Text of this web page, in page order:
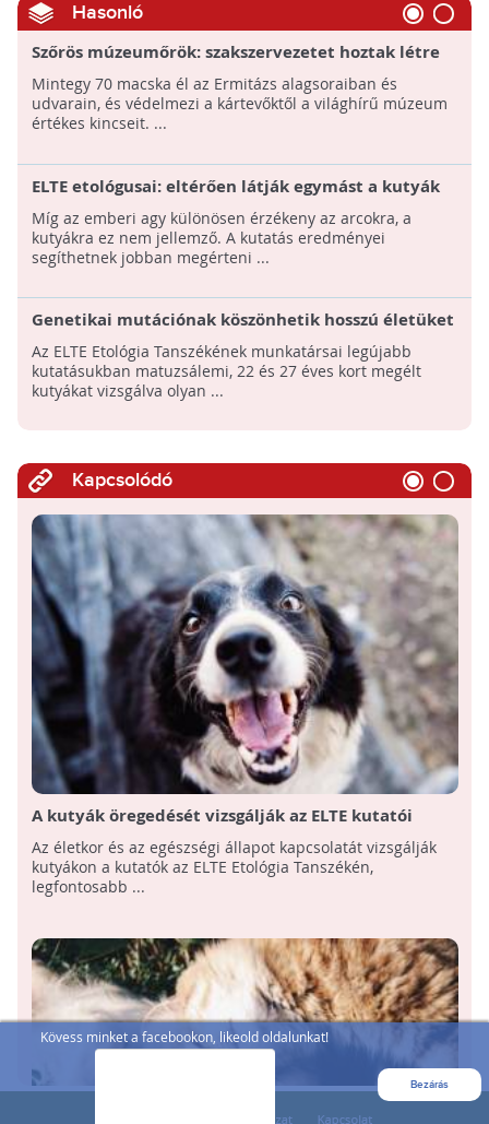
Kövess minket a facebookon, likeold oldalunkat!
Bezárás
Hasonló
Szőrös múzeumőrök: szakszervezetet hoztak létre
az Ermitázs macskáinak
Mintegy 70 macska él az Ermitázs alagsoraiban és
udvarain, és védelmezi a kártevőktől a világhírű múzeum
értékes kincseit. ...
ELTE etológusai: eltérően látják egymást a kutyák
és az emberek
Míg az emberi agy különösen érzékeny az arcokra, a
kutyákra ez nem jellemző. A kutatás eredményei
segíthetnek jobban megérteni ...
Genetikai mutációnak köszönhetik hosszú életüket
a kutyamatuzsálemek?
Az ELTE Etológia Tanszékének munkatársai legújabb
kutatásukban matuzsálemi, 22 és 27 éves kort megélt
kutyákat vizsgálva olyan ...
Kapcsolódó
A kutyák öregedését vizsgálják az ELTE kutatói
Az életkor és az egészségi állapot kapcsolatát vizsgálják
kutyákon a kutatók az ELTE Etológia Tanszékén,
legfontosabb ...